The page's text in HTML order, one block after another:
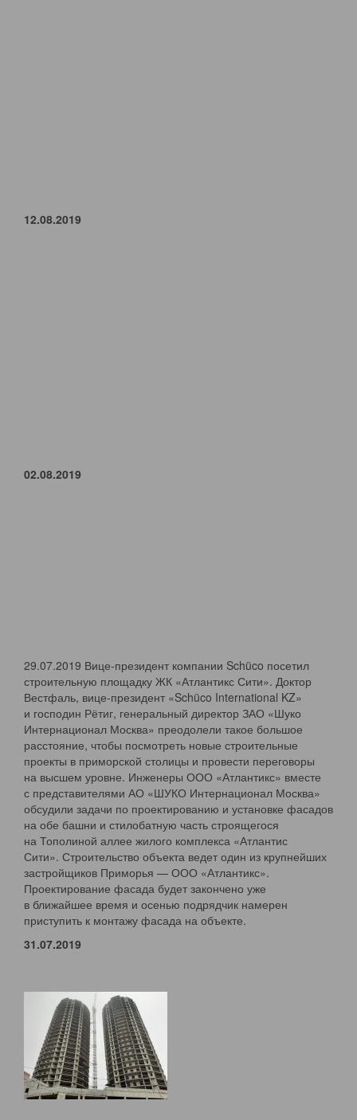
12.08.2019
02.08.2019
29.07.2019 Вице-президент компании Schüco посетил
строительную площадку ЖК «Атлантикс Сити». Доктор
Вестфаль, вице-президент «Schüco International KZ»
и господин Рётиг, генеральный директор ЗАО «Шуко
Интернационал Москва» преодолели такое большое
расстояние, чтобы посмотреть новые строительные
проекты в приморской столицы и провести переговоры
на высшем уровне. Инженеры ООО «Атлантикс» вместе
с представителями АО «ШУКО Интернационал Москва»
обсудили задачи по проектированию и установке фасадов
на обе башни и стилобатную часть строящегося
на Тополиной аллее жилого комплекса «Атлантис
Сити». Строительство объекта ведет один из крупнейших
застройщиков Приморья — ООО «Атлантикс».
Проектирование фасада будет закончено уже
в ближайшее время и осенью подрядчик намерен
приступить к монтажу фасада на объекте.
31.07.2019